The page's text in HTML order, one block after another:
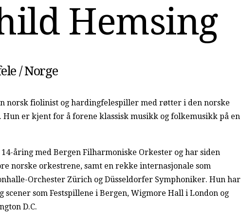
ild Hemsing
/ Norge
norsk fiolinist og hardingfelespiller med røtter i den norske
er kjent for å forene klassisk musikk og folkemusikk på en
åring med Bergen Filharmoniske Orkester og har siden
norske orkestrene, samt en rekke internasjonale som
Orchester Zürich og Düsseldorfer Symphoniker. Hun har
scener som Festspillene i Bergen, Wigmore Hall i London og
D.C.